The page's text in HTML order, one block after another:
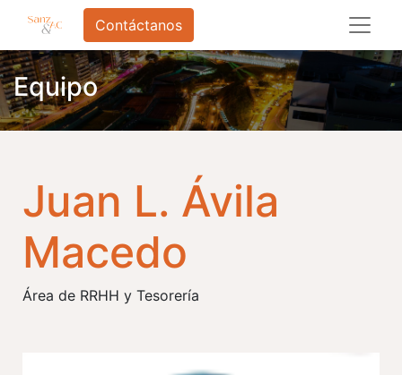
Contáctanos
Equipo
Juan L. Ávila
Macedo
Área de RRHH y Tesorería